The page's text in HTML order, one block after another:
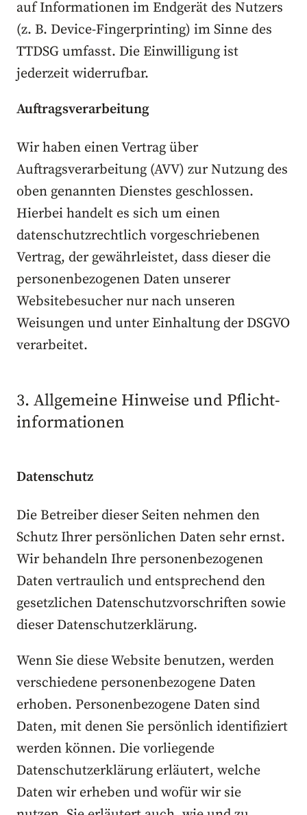
auf Informationen im Endgerät des Nutzers
(z. B. Device-Fingerprinting) im Sinne des
TTDSG umfasst. Die Einwilligung ist
jederzeit widerrufbar.
Auftragsverarbeitung
Wir haben einen Vertrag über
Auftragsverarbeitung (AVV) zur Nutzung des
oben genannten Dienstes geschlossen.
Hierbei handelt es sich um einen
datenschutzrechtlich vorgeschriebenen
Vertrag, der gewährleistet, dass dieser die
personenbezogenen Daten unserer
Websitebesucher nur nach unseren
Weisungen und unter Einhaltung der DSGVO
verarbeitet.
3. Allgemeine Hinweise und Pflicht­
informationen
Datenschutz
Die Betreiber dieser Seiten nehmen den
Schutz Ihrer persönlichen Daten sehr ernst.
Wir behandeln Ihre personenbezogenen
Daten vertraulich und entsprechend den
gesetzlichen Datenschutzvorschriften sowie
dieser Datenschutzerklärung.
Wenn Sie diese Website benutzen, werden
verschiedene personenbezogene Daten
erhoben. Personenbezogene Daten sind
Daten, mit denen Sie persönlich identifiziert
werden können. Die vorliegende
Datenschutzerklärung erläutert, welche
Daten wir erheben und wofür wir sie